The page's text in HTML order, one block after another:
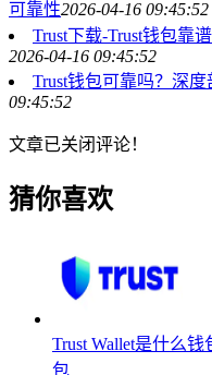
可靠性2026-04-16 09:45:52
Trust下载-Trust钱包靠
2026-04-16 09:45:52
Trust钱包可靠吗？深
09:45:52
文章已关闭评论！
猜你喜欢
Trust Wallet是什么
包